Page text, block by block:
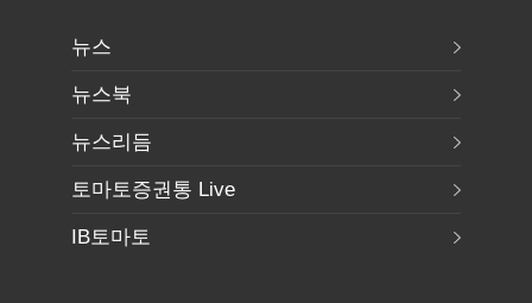
뉴스
뉴스북
뉴스리듬
토마토증권통 Live
IB토마토